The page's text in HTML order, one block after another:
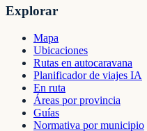
Explorar
Mapa
Ubicaciones
Rutas en autocaravana
Planificador de viajes IA
En ruta
Áreas por provincia
Guías
Normativa por municipio